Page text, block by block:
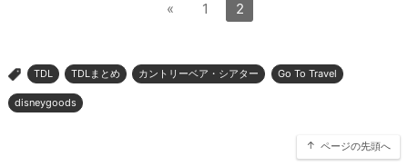
« 1 2
> TDL TDLまとめ カントリーベア・シアター Go To Travel
disneygoods
ページの先頭へ